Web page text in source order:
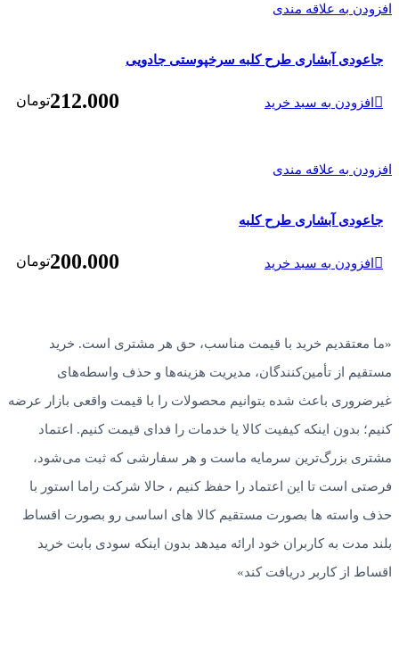
افزودن به علاقه مندی
جاعودی آبشاری طرح کلبه سرخپوستی جادویی
افزودن به سبد خرید 212.000تومان
افزودن به علاقه مندی
جاعودی آبشاری طرح کلبه
افزودن به سبد خرید 200.000تومان
«ما معتقدیم خرید با قیمت مناسب، حق هر مشتری است. خرید
مستقیم از تأمین‌کنندگان، مدیریت هزینه‌ها و حذف واسطه‌های
غیرضروری باعث شده بتوانیم محصولات را با قیمت واقعی بازار عرضه
کنیم؛ بدون اینکه کیفیت کالا یا خدمات را فدای قیمت کنیم. اعتماد
مشتری بزرگ‌ترین سرمایه ماست و هر سفارشی که ثبت می‌شود،
فرصتی است تا این اعتماد را حفظ کنیم ، حالا شرکت راما استور با
حذف واسته ها بصورت مستقیم کالا های اساسی رو بصورت اقساط
بلند مدت به کاربران خود ارائه میدهد بدون اینکه سودی بابت خرید
اقساط از کاربر دریافت کند»